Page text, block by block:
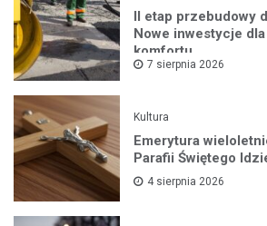
II etap przebudowy
Nowe inwestycje
komfortu
7 sierpnia 2026
Kultura
Emerytura
Parafii Świętego
4 sierpnia 2026